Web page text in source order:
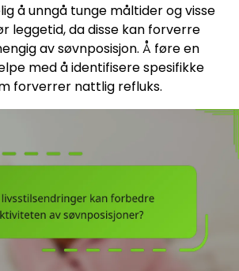
å unngå tunge måltider og visse
leggetid, da disse kan forverre
av søvnposisjon. Å føre en
med å identifisere spesifikke
forverrer nattlig refluks.